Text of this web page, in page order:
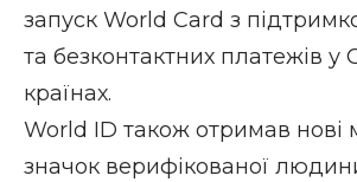
запуск World Card з
та безконтактних платежів
країнах.
World ID також отримав нові
значок верифікованої